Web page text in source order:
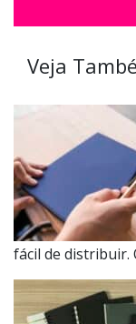
Veja
fácil de distribuir.